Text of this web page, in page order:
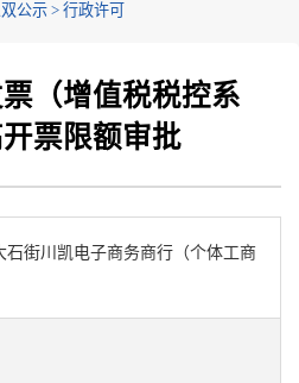
公示 > 行政许可
（增值税税控系
票限额审批
石街川凯电子商务商行（个体工商